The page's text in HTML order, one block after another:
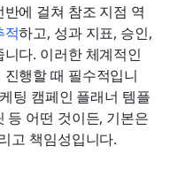
에 걸쳐 참조 지점 역
적하고, 성과 지표, 승인,
다. 이러한 체계적인
행할 때 필수적입니
팅 캠페인 플래너 템플
등 어떤 것이든, 기본은
고 책임성입니다.